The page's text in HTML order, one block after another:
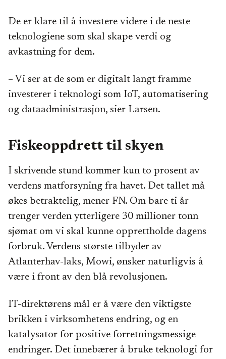
De er klare til å investere videre i de neste
teknologiene som skal skape verdi og
avkastning for dem.
– Vi ser at de som er digitalt langt framme
investerer i teknologi som IoT, automatisering
og dataadministrasjon, sier Larsen.
Fiskeoppdrett til skyen
I skrivende stund kommer kun to prosent av
verdens matforsyning fra havet. Det tallet må
økes betraktelig, mener FN. Om bare ti år
trenger verden ytterligere 30 millioner tonn
sjømat om vi skal kunne opprettholde dagens
forbruk. Verdens største tilbyder av
Atlanterhav-laks, Mowi, ønsker naturligvis å
være i front av den blå revolusjonen.
IT-direktørens mål er å være den viktigste
brikken i virksomhetens endring, og en
katalysator for positive forretningsmessige
endringer. Det innebærer å bruke teknologi for